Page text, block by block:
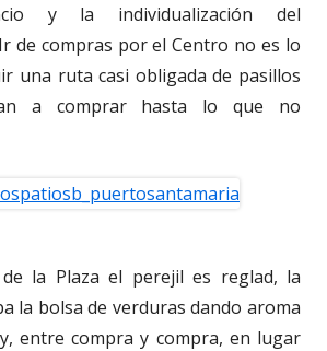
y la individualización del
de compras por el Centro no es lo
una ruta casi obligada de pasillos
a comprar hasta lo que no
la Plaza el perejil es reglad, la
la bolsa de verduras dando aroma
entre compra y compra, en lugar